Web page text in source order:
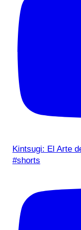
Kintsugi: El Arte
#shorts